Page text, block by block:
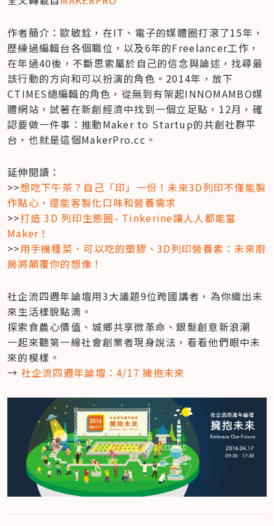
作者簡介：歐敏銓，在IT、電子的媒體圈打滾了15年，
歷練過編輯台各個職位，以及6年的Freelancer工作，
在年過40後，不斷思索屬於自己的信念與論述，找尋最
該行動的方向和可以扮演的角色。2014年，放下
CTIMES總編輯的角色，從無到有架起INNOMAMBO媒
體網站，試著在新創經濟中找到一個立足點，12月，確
認要做一件事：推動Maker to Startup的共創社群平
台，也就是這個MakerPro.cc。
延伸閱讀：
>>想吃下午茶？自己「印」一份！未來3D列印不僅能製
作點心，還能客製化口味和營養需求
>>打造 3D 列印生態圈- Tinkerine讓人人都能當
Maker！
>>用手機種菜、可以吃的塑膠、3D列印營養素：未來廚
房將顛覆你的想像！
社企流四週年論壇用3大議題9位跨國講者，為你織出未
來生活樣貌點滴。
探索食農心價值、城鄉共享微革命、銀髮創意新浪潮
一起來聽第一線社會創業者現身說法，看看他們眼中未
來的模樣。
→ 社企流四週年論壇：4/17 擁抱未來